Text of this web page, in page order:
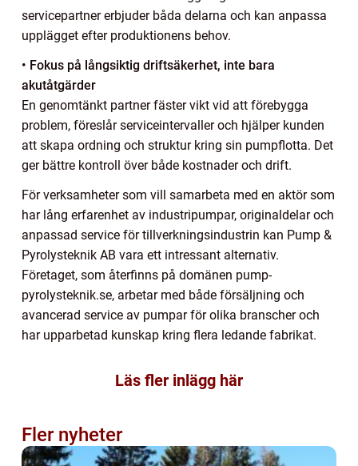
servicepartner erbjuder båda delarna och kan anpassa
upplägget efter produktionens behov.
• Fokus på långsiktig driftsäkerhet, inte bara
akutåtgärder
En genomtänkt partner fäster vikt vid att förebygga
problem, föreslår serviceintervaller och hjälper kunden
att skapa ordning och struktur kring sin pumpflotta. Det
ger bättre kontroll över både kostnader och drift.
För verksamheter som vill samarbeta med en aktör som
har lång erfarenhet av industripumpar, originaldelar och
anpassad service för tillverkningsindustrin kan Pump &
Pyrolysteknik AB vara ett intressant alternativ.
Företaget, som återfinns på domänen pump-
pyrolysteknik.se, arbetar med både försäljning och
avancerad service av pumpar för olika branscher och
har upparbetad kunskap kring flera ledande fabrikat.
Läs fler inlägg här
Fler nyheter